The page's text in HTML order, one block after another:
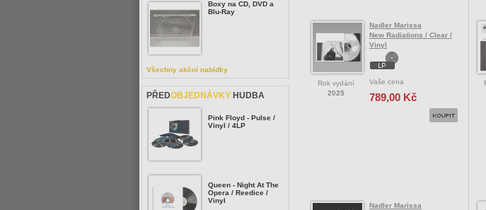
Rok vydání
2025
Nadler Marissa
New Radiations / Clear /
Vinyl
Vaše cena
789,00 Kč
Nadler Marissa
Boxy na CD, DVD a
Blu-Ray
Všechny akční nabídky
PŘEDOBJEDNÁVKY HUDBA
Pink Floyd - Pulse /
Vinyl / 4LP
Queen - Night At The
Opera / Reedice /
Vinyl